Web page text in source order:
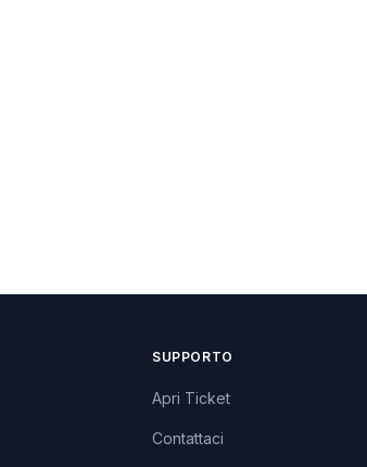
SUPPORTO
Apri Ticket
Contattaci